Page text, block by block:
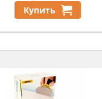
Купить